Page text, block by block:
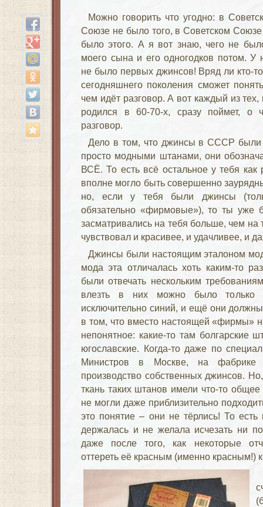
Можно говорить что угодно: в
Союзе не было того, в Советском
было этого. А я вот знаю, чего не
моего сына и его одногодков потом. У
не было первых джинсов! Вряд ли кто-
сегодняшнего поколения сможет
чем идёт разговор. А вот каждый из тех,
родился в 60-70-х, сразу поймет, о
разговор.
Дело в том, что джинсы в СССР были
просто модными штанами, они
ВСЁ. То есть всё остальное у тебя как
вполне могло быть совершенно
но, если у тебя были джинсы
обязательно «фирмовые»), то ты уже
засматривались на тебя больше, чем на
чувствовал и красивее, и удачливее, и
Джинсы были настоящим эталоном
мода эта отличалась хоть каким-то
были отвечать нескольким
влезть в них можно было
исключительно синий, и ещё они
в том, что вместо настоящей «фирмы»
непонятное: какие-то там болгарские
югославские. Когда-то даже по
Министров в Москве, на фабрике
производство собственных джинсов.
ткань таких штанов имели что-то
не могли даже приблизительно
это понятие – они не тёрлись! То есть
держалась и не желала исчезать ни
даже после того, как некоторые
оттереть её красным (именно красным!)